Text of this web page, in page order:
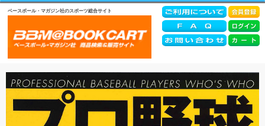
ベースボール・マガジン社のスポーツ総合サイト